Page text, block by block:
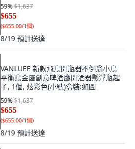
59%$1,637
$655
($655.00/1個)
8/19 預計送達
VANLUEE 新款飛鳥開瓶器不倒翁小鳥
平衡鳥金屬創意啤酒鷹開酒器懸浮瓶起
子, 1個, 炫彩色(小號)盒裝:如圖
59%$1,637
$655
($655.00/1個)
8/19 預計送達